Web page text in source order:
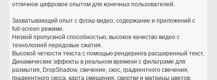
отличное цифровое опытом для конечных пользователей.
Захватывающий опыт с флэш-видео, содержание и приложений с
full-screen режиме.
Низкой пропускной способностью, высокое качество видео с
технологией передовые сжатия.
Высокой четкости текста с помощью рендеринга расширенный текст.
Динамические эффекты в реальном времени с фильтрами для
размытия, DropShadow, свечение, скос, градиентного свечения,
градиентного скоса, карта смещения, свертки и матрицы цветов.